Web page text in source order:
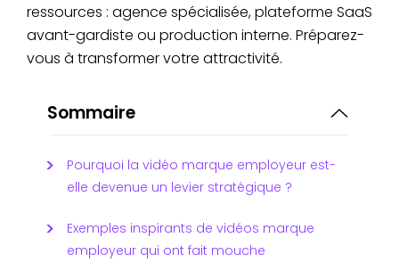
ressources : agence spécialisée, plateforme SaaS
avant-gardiste ou production interne. Préparez-
vous à transformer votre attractivité.
Sommaire
Pourquoi la vidéo marque employeur est-
elle devenue un levier stratégique ?
Exemples inspirants de vidéos marque
employeur qui ont fait mouche